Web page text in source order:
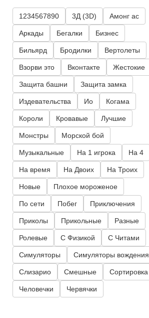
1234567890 3Д (3D) Амонг ас
Аркады Бегалки Бизнес
Бильярд Бродилки Вертолеты
Взорви это Вконтакте Жестокие
Защита башни Защита замка
Издевательства Ио Когама
Короли Кровавые Лучшие
Монстры Морской бой
Музыкальные На 1 игрока На 4
На время На Двоих На Троих
Новые Плохое мороженое
По сети Побег Приключения
Приколы Прикольные Разные
Ролевые С Физикой С Читами
Симуляторы Симуляторы вождения
Слизарио Смешные Сортировка
Человечки Червячки